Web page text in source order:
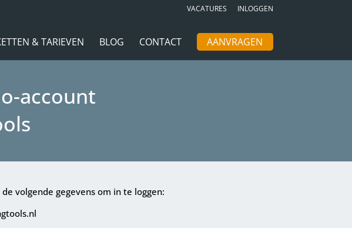
VACATURES INLOGGEN
& TARIEVEN BLOG CONTACT AANVRAGEN
account
volgende gegevens om in te loggen: